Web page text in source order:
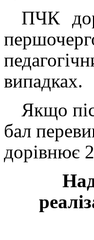
ПЧК
випадках.
Якщо
бал
дорівнює